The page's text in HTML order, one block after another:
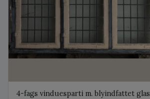
4-fags vinduesparti m. blyindfattet glas